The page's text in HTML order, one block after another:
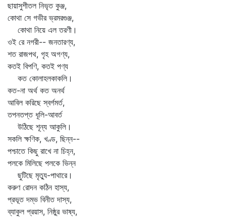
ছায়াসুশীতল নিভৃত কুঞ্জ,
কোথা সে গভীর ভ্রমরগুঞ্জ,
কোথা নিয়ে এল তরণী।
ওই রে নগরী-- জনতারণ্য,
শত রাজপথ, গৃহ অগণ্য,
কতই বিপণি, কতই পণ্য
কত কোলাহলকাকলি।
কত-না অর্থ কত অনর্থ
আবিল করিছে স্বর্গমর্ত,
তপনতপ্ত ধূলি-আবর্ত
উঠিছে শূন্য আকুলি।
সকলি ক্ষণিক, খণ্ড, ছিন্ন--
পশ্চাতে কিছু রাখে না চিহ্ন,
পলকে মিলিছে পলকে ভিন্ন
ছুটিছে মৃত্যু-পাথারে।
করুণ রোদন কঠিন হাস্য,
প্রভূত দম্ভ বিনীত দাস্য,
ব্যাকুল প্রয়াস, নিষ্ঠুর ভাষ্য,